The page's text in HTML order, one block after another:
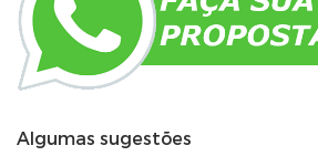
Algumas sugestões